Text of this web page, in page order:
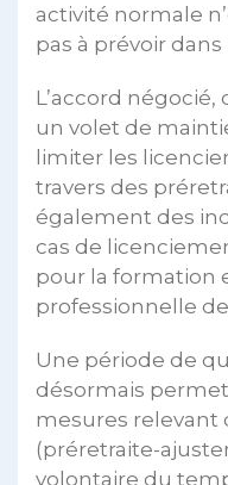
activité normale
pas à prévoir dans
L’accord
un volet de
limiter les
travers des
également des
cas de
pour la formation
professionnelle
Une période de
désormais
mesures relevant
(préretraite-
volontaire du